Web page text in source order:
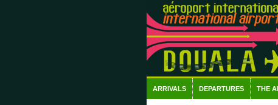
ARRIVALS DEPARTURES THE